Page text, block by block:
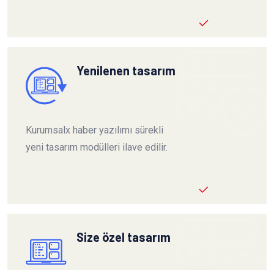
Yenilenen tasarım
Kurumsalx haber yazılımı sürekli
yeni tasarım modülleri ilave edilir.
Size özel tasarım